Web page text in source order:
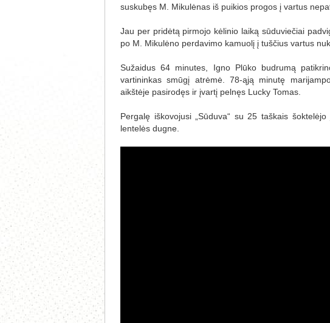
suskubęs M. Mikulėnas iš puikios progos į vartus
Jau per pridėtą pirmojo kėlinio laiką sūduviečiai
po M. Mikulėno perdavimo kamuolį į tuščius vartus
Sužaidus 64 minutes, Igno Plūko budrumą
vartininkas smūgį atrėmė. 78-ąją minutę
aikštėje pasirodęs ir įvartį pelnęs Lucky Tomas.
Pergalę iškovojusi „Sūduva“ su 25 taškais
lentelės dugne.